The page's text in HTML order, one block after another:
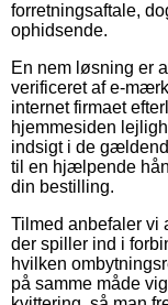
forretningsaftale,
ophidsende.
En nem løsning er
verificeret af e-
internet firmaet
hjemmesiden
indsigt i de
til en hjælpende
din bestilling.
Tilmed anbefaler vi
der spiller ind i
hvilken
på samme måde